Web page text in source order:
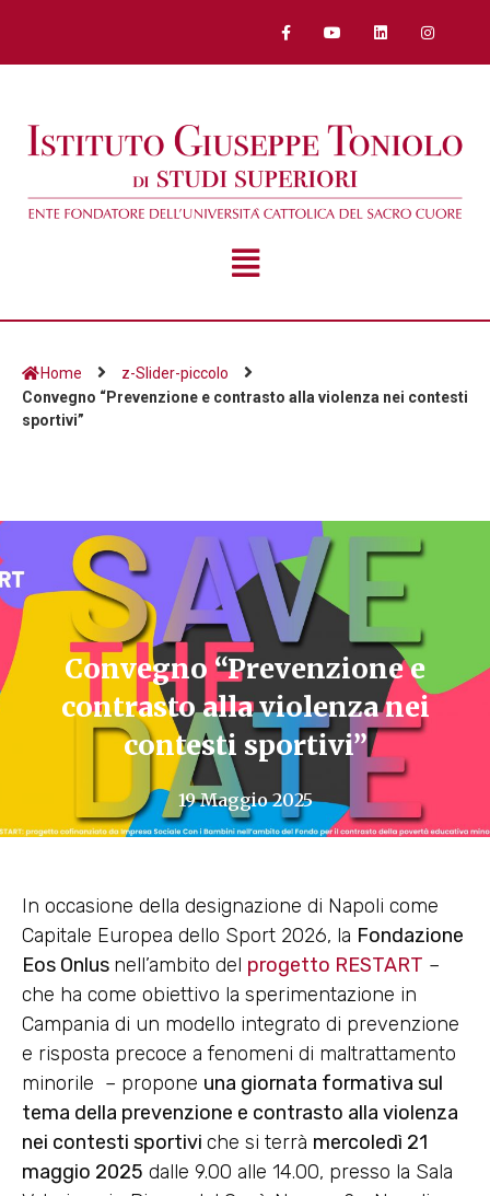
Home
z-Slider-piccolo
Convegno “Prevenzione e contrasto alla violenza nei contesti
sportivi”
Convegno “Prevenzione e
contrasto alla violenza nei
contesti sportivi”
19 Maggio 2025
In occasione della designazione di Napoli come
Capitale Europea dello Sport 2026, la Fondazione
Eos Onlus nell’ambito del progetto RESTART –
che ha come obiettivo la sperimentazione in
Campania di un modello integrato di prevenzione
e risposta precoce a fenomeni di maltrattamento
minorile – propone una giornata formativa sul
tema della prevenzione e contrasto alla violenza
nei contesti sportivi che si terrà mercoledì 21
maggio 2025 dalle 9.00 alle 14.00, presso la Sala